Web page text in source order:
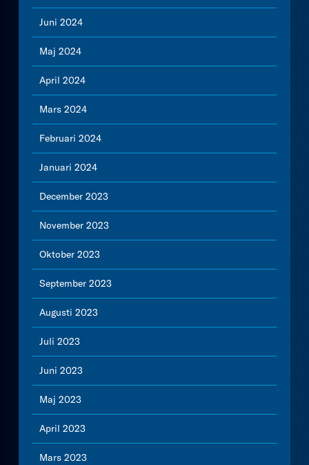
Juni 2024
Maj 2024
April 2024
Mars 2024
Februari 2024
Januari 2024
December 2023
November 2023
Oktober 2023
September 2023
Augusti 2023
Juli 2023
Juni 2023
Maj 2023
April 2023
Mars 2023